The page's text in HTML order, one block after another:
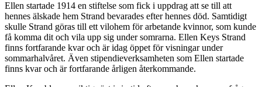
Ellen startade 1914 en stiftelse som fick i uppdrag att se till att
hennes älskade hem Strand bevarades efter hennes död. Samtidigt
skulle Strand göras till ett vilohem för arbetande kvinnor, som kunde
få komma dit och vila upp sig under somrarna. Ellen Keys Strand
finns fortfarande kvar och är idag öppet för visningar under
sommarhalvåret. Även stipendieverksamheten som Ellen startade
finns kvar och är fortfarande årligen återkommande.